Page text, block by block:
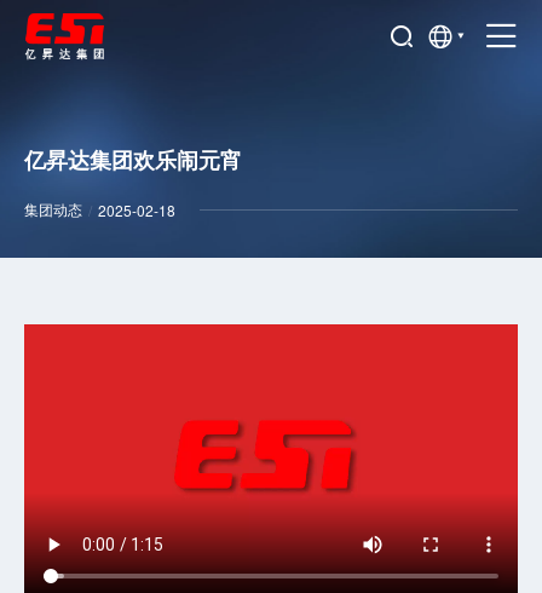
亿昇达集团欢乐闹元宵
集团动态 / 2025-02-18